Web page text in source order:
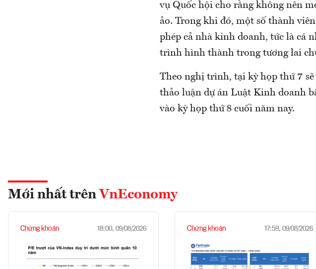
vụ Quốc hội cho rằng không nên
ảo. Trong khi đó, một số thành
phép cả nhà kinh doanh, tức là cá
trình hình thành trong tương lai
Theo nghị trình, tại kỳ họp thứ 7 sẽ
thảo luận dự án Luật Kinh doanh
vào kỳ họp thứ 8 cuối năm nay.
Mới nhất trên VnEconomy
Chứng khoán 18:00, 09/08/2026 Chứng khoán 17:59, 09/08/2026